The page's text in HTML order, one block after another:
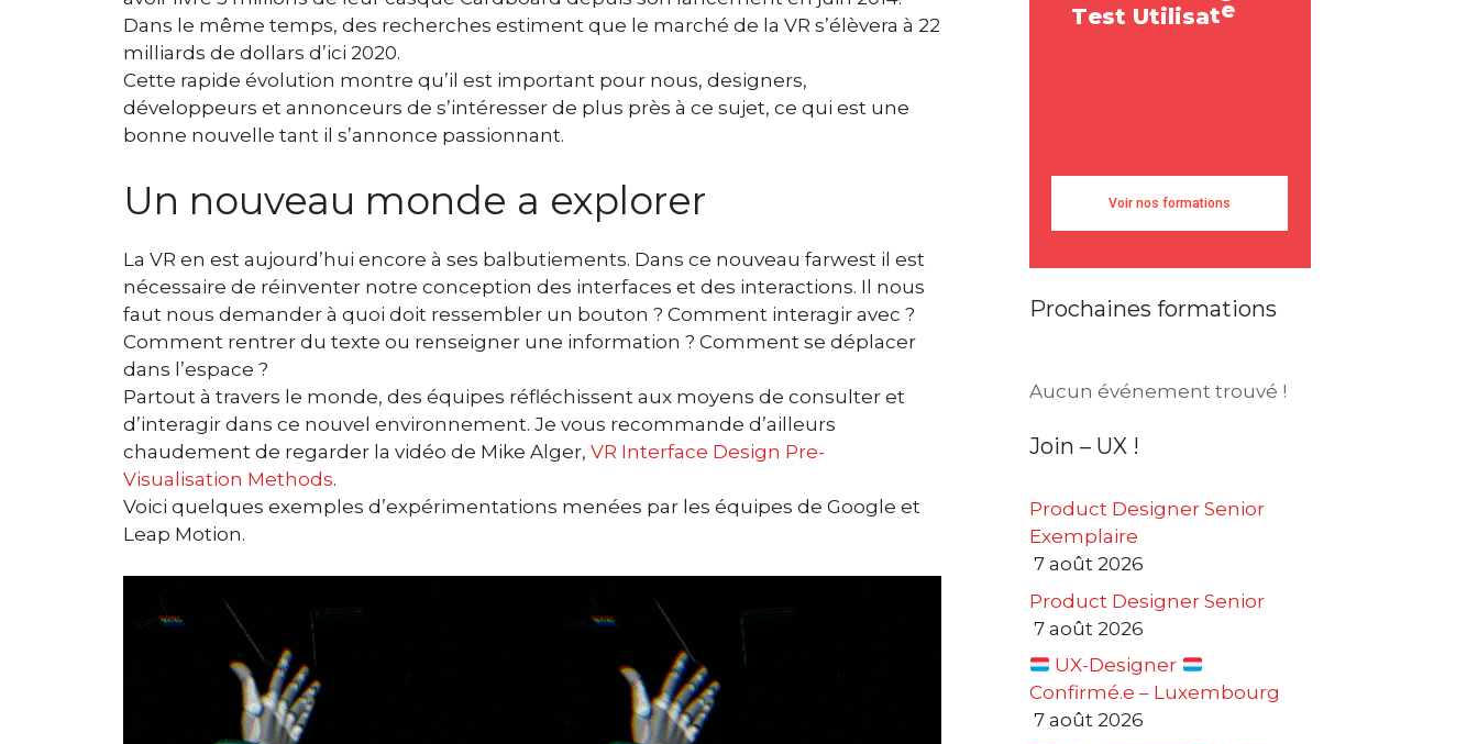
Dans le même temps, des recherches estiment que le marché de la VR s’élèvera à 22
milliards de dollars d’ici 2020.
Cette rapide évolution montre qu’il est important pour nous, designers,
développeurs et annonceurs de s’intéresser de plus près à ce sujet, ce qui est une
bonne nouvelle tant il s’annonce passionnant.
Un nouveau monde a explorer
La VR en est aujourd’hui encore à ses balbutiements. Dans ce nouveau farwest il est
nécessaire de réinventer notre conception des interfaces et des interactions. Il nous
faut nous demander à quoi doit ressembler un bouton ? Comment interagir avec ?
Comment rentrer du texte ou renseigner une information ? Comment se déplacer
dans l’espace ?
Partout à travers le monde, des équipes réfléchissent aux moyens de consulter et
d’interagir dans ce nouvel environnement. Je vous recommande d’ailleurs
chaudement de regarder la vidéo de Mike Alger, VR Interface Design Pre-
Visualisation Methods.
Voici quelques exemples d’expérimentations menées par les équipes de Google et
Leap Motion.
Test Utilisate
Voir nos formations
Prochaines formations
Aucun événement trouvé !
Join – UX !
Product Designer Senior
Exemplaire
7 août 2026
Product Designer Senior
7 août 2026
UX-Designer
Confirmé.e – Luxembourg
7 août 2026